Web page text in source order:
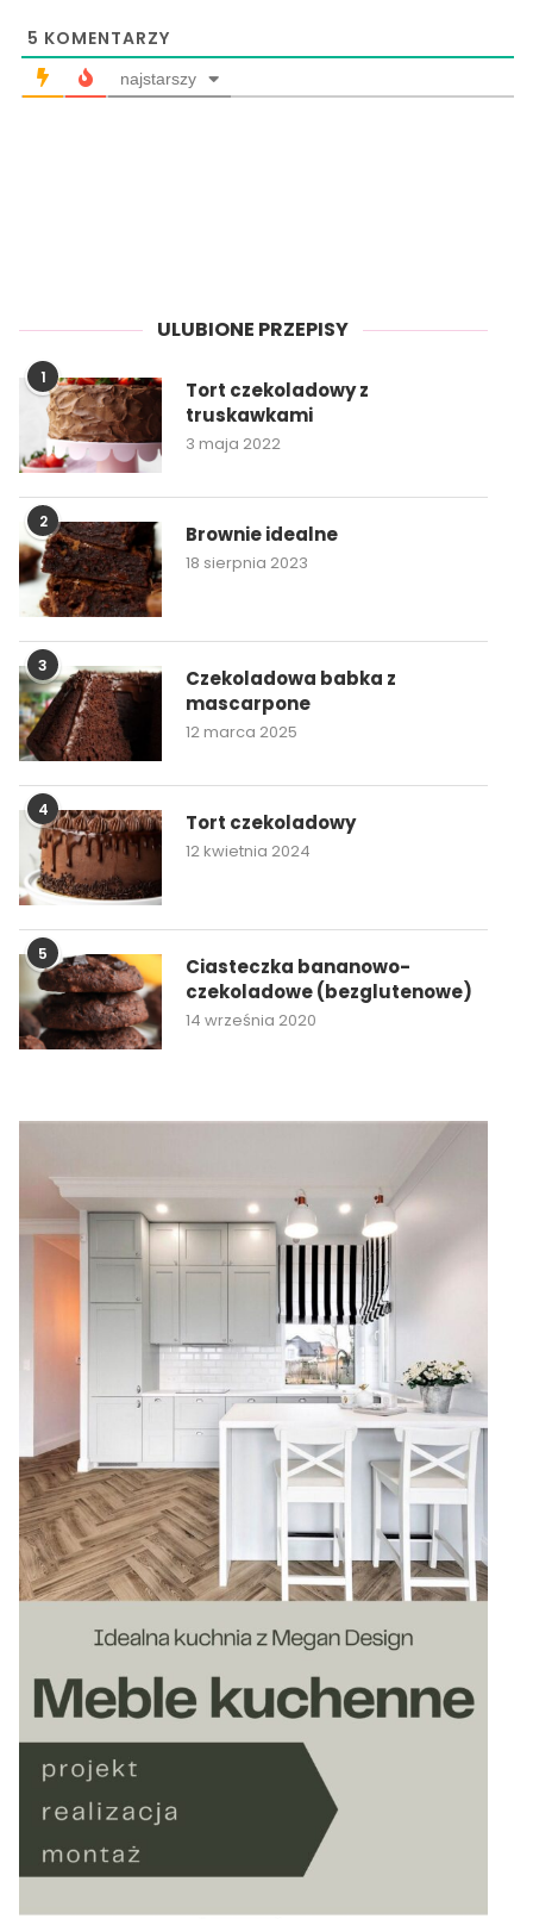
5 KOMENTARZY
najstarszy
ULUBIONE PRZEPISY
1
Tort czekoladowy z
truskawkami
3 maja 2022
2 Brownie idealne
18 sierpnia 2023
3
Czekoladowa babka z
mascarpone
12 marca 2025
4 Tort czekoladowy
12 kwietnia 2024
5
Ciasteczka bananowo-
czekoladowe (bezglutenowe)
14 września 2020